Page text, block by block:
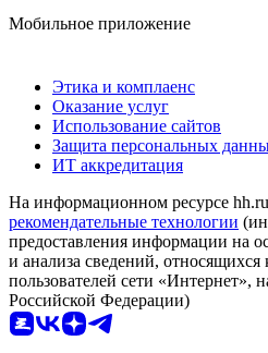
Мобильное приложение
Этика и комплаенс
Оказание услуг
Использование сайтов
Защита персональных
ИТ аккредитация
На информационном ресурсе hh.ru
рекомендательные технологии
предоставления информации на
и анализа сведений,
пользователей сети «Интернет»,
Российской Федерации)